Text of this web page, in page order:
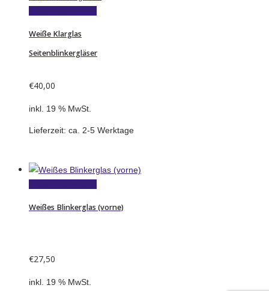
Weiße Klarglas
Seitenblinkergläser
€40,00
inkl. 19 % MwSt.
Lieferzeit: ca. 2-5 Werktage
Weißes Blinkerglas (vorne)
€27,50
inkl. 19 % MwSt.